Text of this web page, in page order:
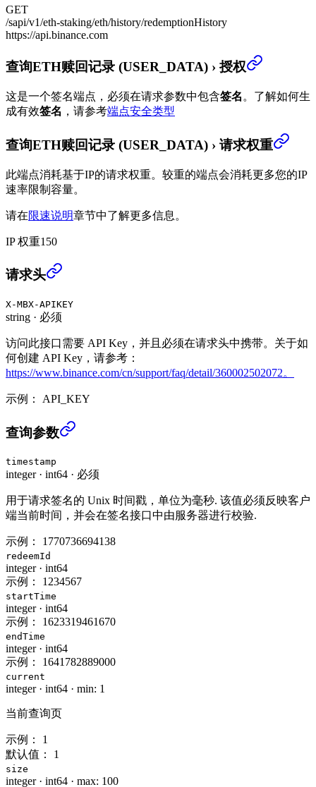
GET
/sapi/v1/eth-staking/eth/history/redemptionHistory
https://api.binance.com
查询ETH赎回记录 (USER_DATA) › 授权
这是一个签名端点，必须在请求参数中包含签名 。 了解如何生
成有效签名 ，请参考端点安全类型
查询ETH赎回记录 (USER_DATA) › 请求权重
此端点消耗基于IP的请求权重。较重的端点会消耗更多您的IP
速率限制容量。
请在限速说明章节中了解更多信息。
IP 权重150
查询ETH赎回记录 (USER_DATA)
请求头
X-MBX-APIKEY
string · 必须
访问此接口需要 API Key，并且必须在请求头中携带。关于如
何创建 API Key，请参考：
https://www.binance.com/cn/support/faq/detail/360002502072。
示例： API_KEY
查询ETH赎回记录 (USER_DATA)
查询参数
timestamp
integer· int64 · 必须
用于请求签名的 Unix 时间戳，单位为毫秒. 该值必须反映客户
端当前时间，并会在签名接口中由服务器进行校验.
示例： 1770736694138
redeemId
integer· int64
示例：
1234567
startTime
integer· int64
示例：
1623319461670
endTime
integer· int64
示例：
1641782889000
current
integer· int64 · min: 1
当前查询页
示例：
1
默认值：
1
size
integer· int64 · max: 100